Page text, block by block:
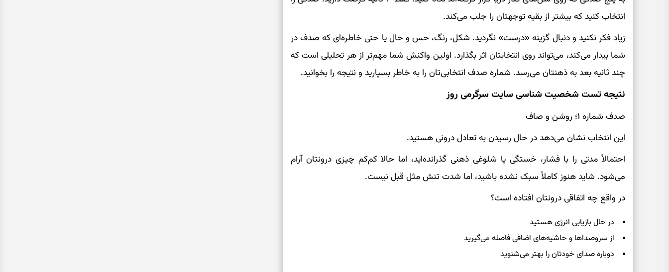
انتخاب کنید که بیشتر از بقیه توجهتان را جلب می‌کند.
زیاد فکر نکنید و دنبال گزینه «درست» نگردید. شکل، رنگ، حس و حال یا حتی خاطره‌ای که صدف در
شما بیدار می‌کند، می‌تواند روی انتخابتان اثر بگذارد. اولین واکنش شما مهم‌تر از هر تحلیلی است که
چند ثانیه بعد به ذهنتان می‌رسد. شماره صدف انتخابی‌تان را به خاطر بسپارید و نتیجه را بخوانید.
نتیجه تست شخصیت شناسی سایت سرگرمی روز
صدف شماره ۱؛ روشن و صاف
این انتخاب نشان می‌دهد در حال رسیدن به تعادل درونی هستید.
احتمالاً مدتی را با فشار، خستگی یا شلوغی ذهنی گذرانده‌اید، اما حالا کم‌کم چیزی درونتان آرام
می‌شود. شاید هنوز کاملاً سبک نشده باشید، اما شدت تنش مثل قبل نیست.
در واقع چه اتفاقی درونتان افتاده است؟
در حال بازیابی انرژی هستید
از سروصداها و حاشیه‌های اضافی فاصله می‌گیرید
دوباره صدای خودتان را بهتر می‌شنوید